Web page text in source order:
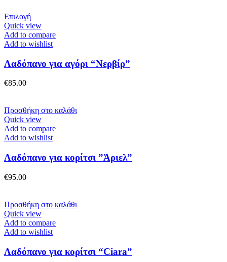
ΕπιλογήΑυτό
το
προϊόν
έχει
παραλλαγές.
Οι
επιλεγούν
στη
σελίδα
του
προϊόντος
Quick view
Add to compare
Add to wishlist
Λαδόπανο για αγόρι “Νερβίρ”
€85.00
Προσθήκη στο καλάθι
Quick view
Add to compare
Add to wishlist
Λαδόπανο για κορίτσι ”Άριελ”
€95.00
Προσθήκη στο καλάθι
Quick view
Add to compare
Add to wishlist
Λαδόπανο για κορίτσι “Ciara”